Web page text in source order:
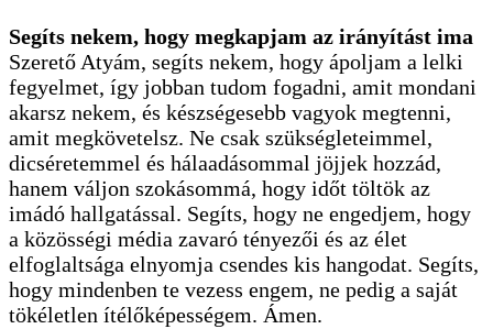
Segíts nekem, hogy megkapjam az irányítást ima
Szerető Atyám, segíts nekem, hogy ápoljam a lelki
fegyelmet, így jobban tudom fogadni, amit mondani
akarsz nekem, és készségesebb vagyok megtenni,
amit megkövetelsz. Ne csak szükségleteimmel,
dicséretemmel és hálaadásommal jöjjek hozzád,
hanem váljon szokásommá, hogy időt töltök az
imádó hallgatással. Segíts, hogy ne engedjem, hogy
a közösségi média zavaró tényezői és az élet
elfoglaltsága elnyomja csendes kis hangodat. Segíts,
hogy mindenben te vezess engem, ne pedig a saját
tökéletlen ítélőképességem. Ámen.